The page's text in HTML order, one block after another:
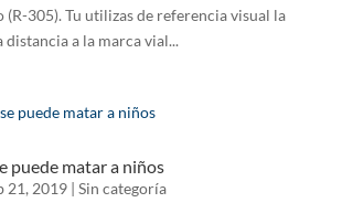
(R-305). Tu utilizas de referencia visual la
distancia a la marca vial...
puede matar a niños
21, 2019| Sin categoría